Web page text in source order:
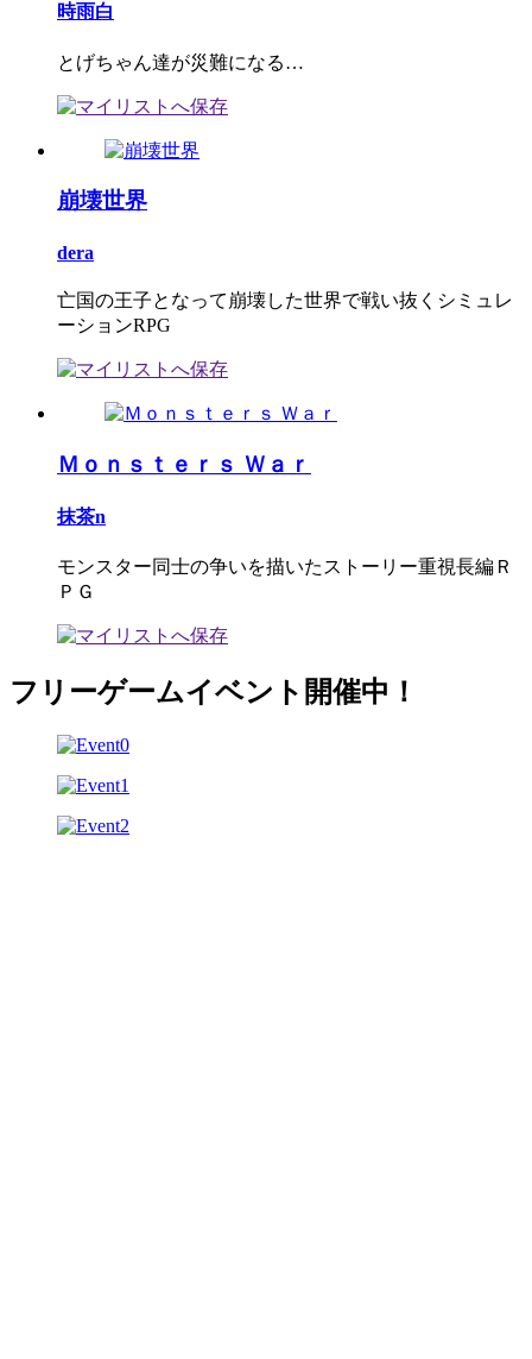
時雨白
とげちゃん達が災難になる…
崩壊世界
dera
亡国の王子となって崩壊した世界で戦い抜くシミュレ
ーションRPG
Ｍｏｎｓｔｅｒｓ Ｗａｒ
抹茶n
モンスター同士の争いを描いたストーリー重視長編Ｒ
ＰＧ
フリーゲームイベント開催中！